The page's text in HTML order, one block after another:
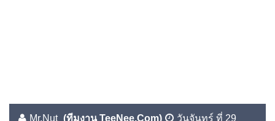
Mr.Nut (ทีมงาน TeeNee.Com)
วันจันทร์ ที่ 29